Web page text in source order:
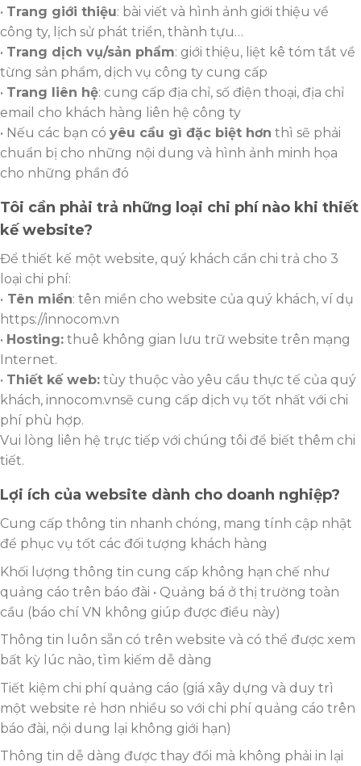
• Trang giới thiệu: bài viết và hình ảnh giới thiệu về
công ty, lịch sử phát triển, thành tựu…
• Trang dịch vụ/sản phẩm: giới thiệu, liệt kê tóm tắt về
từng sản phẩm, dịch vụ công ty cung cấp
• Trang liên hệ: cung cấp địa chỉ, số điện thoại, địa chỉ
email cho khách hàng liên hệ công ty
• Nếu các bạn có yêu cầu gì đặc biệt hơn thì sẽ phải
chuẩn bị cho những nội dung và hình ảnh minh họa
cho những phần đó
Tôi cần phải trả những loại chi phí nào khi thiết
kế website?
Để thiết kế một website, quý khách cần chi trả cho 3
loại chi phí:
• Tên miền: tên miền cho website của quý khách, ví dụ
https://innocom.vn
• Hosting: thuê không gian lưu trữ website trên mạng
Internet.
• Thiết kế web: tùy thuộc vào yêu cầu thực tế của quý
khách, innocom.vnsẽ cung cấp dịch vụ tốt nhất với chi
phí phù hợp.
Vui lòng liên hệ trực tiếp với chúng tôi để biết thêm chi
tiết.
Lợi ích của website dành cho doanh nghiệp?
Cung cấp thông tin nhanh chóng, mang tính cập nhật
để phục vụ tốt các đối tượng khách hàng
Khối lượng thông tin cung cấp không hạn chế như
quảng cáo trên báo đài • Quảng bá ở thị trường toàn
cầu (báo chí VN không giúp được điều này)
Thông tin luôn sẵn có trên website và có thể được xem
bất kỳ lúc nào, tìm kiếm dễ dàng
Tiết kiệm chi phí quảng cáo (giá xây dựng và duy trì
một website rẻ hơn nhiều so với chi phí quảng cáo trên
báo đài, nội dung lại không giới hạn)
Thông tin dễ dàng được thay đổi mà không phải in lại